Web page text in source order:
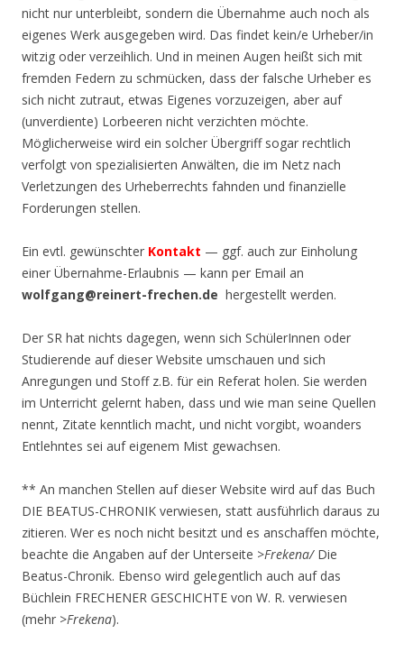
nicht nur unterbleibt, sondern die Übernahme auch noch als
eigenes Werk ausgegeben wird. Das findet kein/e Urheber/in
witzig oder verzeihlich. Und in meinen Augen heißt sich mit
fremden Federn zu schmücken, dass der falsche Urheber es
sich nicht zutraut, etwas Eigenes vorzuzeigen, aber auf
(unverdiente) Lorbeeren nicht verzichten möchte.
Möglicherweise wird ein solcher Übergriff sogar rechtlich
verfolgt von spezialisierten Anwälten, die im Netz nach
Verletzungen des Urheberrechts fahnden und finanzielle
Forderungen stellen.
Ein evtl. gewünschter Kontakt — ggf. auch zur Einholung
einer Übernahme-Erlaubnis — kann per Email an
wolfgang@reinert-frechen.de hergestellt werden.
Der SR hat nichts dagegen, wenn sich SchülerInnen oder
Studierende auf dieser Website umschauen und sich
Anregungen und Stoff z.B. für ein Referat holen. Sie werden
im Unterricht gelernt haben, dass und wie man seine Quellen
nennt, Zitate kenntlich macht, und nicht vorgibt, woanders
Entlehntes sei auf eigenem Mist gewachsen.
** An manchen Stellen auf dieser Website wird auf das Buch
DIE BEATUS-CHRONIK verwiesen, statt ausführlich daraus zu
zitieren. Wer es noch nicht besitzt und es anschaffen möchte,
beachte die Angaben auf der Unterseite >Frekena/Die
Beatus-Chronik. Ebenso wird gelegentlich auch auf das
Büchlein FRECHENER GESCHICHTE von W. R. verwiesen
(mehr >Frekena).